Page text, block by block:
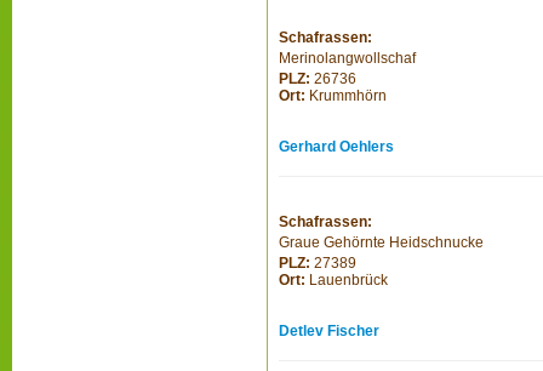
Schafrassen:
Merinolangwollschaf
PLZ: 26736
Ort: Krummhörn
Gerhard Oehlers
Schafrassen:
Graue Gehörnte Heidschnucke
PLZ: 27389
Ort: Lauenbrück
Detlev Fischer